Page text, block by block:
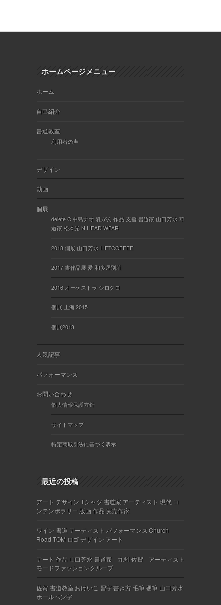
ホームページメニュー
ホーム
自己紹介
書道教室
利用者の声
デザイン
動画
個展
delete C 中島ナオ 乳がん 作品 支援 書道家 山口芳水 華
道家 松本光 N HEAD WEAR
2018 個展 山口芳水 LIFTCOFFEE
2017 書作品展 愛 和多屋別荘
2016 オーケストラ シロクロ
個展 上海 2015
個展2013
人気記事
パフォーマンス
お問い合わせ
個人情報保護方針
サイトマップ
特定商取引法に基づく表示
最近の投稿
アート デザイン Tシャツ 書道家 アーティスト 現代 コ
ンテンポラリー 版画 作品 完売作家
ワイン 書道 アーティスト パフォーマンス Church
Road TOM ロゴ デザイン アート
アート 作品 山口芳水 書道家 九州 佐賀 アーティスト
モードファッショングループ
佐賀 書道教室 おけいこ 習字 書き方 毛筆 硬筆 山口芳水
ボールペン字